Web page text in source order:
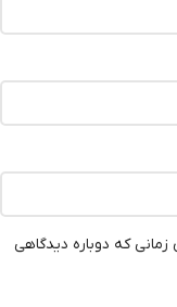
که دوباره دیدگاهی